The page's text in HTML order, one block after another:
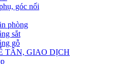
góc nối
phòng
sắt
gỗ
TÂN, GIAO DỊCH